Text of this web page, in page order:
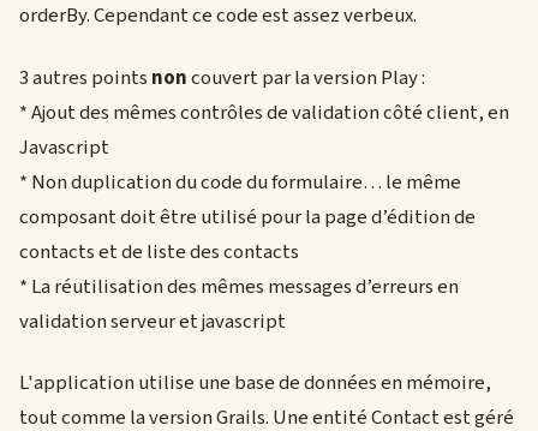
orderBy. Cependant ce code est assez verbeux.
3 autres points noncouvert par la version Play :
* Ajout des mêmes contrôles de validation côté client, en
Javascript
* Non duplication du code du formulaire… le même
composant doit être utilisé pour la page d’édition de
contacts et de liste des contacts
* La réutilisation des mêmes messages d’erreurs en
validation serveur et javascript
L'application utilise une base de données en mémoire,
tout comme la version Grails. Une entité Contact est géré